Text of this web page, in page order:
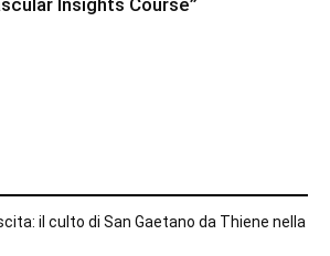
Insights Course”
il culto di San Gaetano da Thiene nella